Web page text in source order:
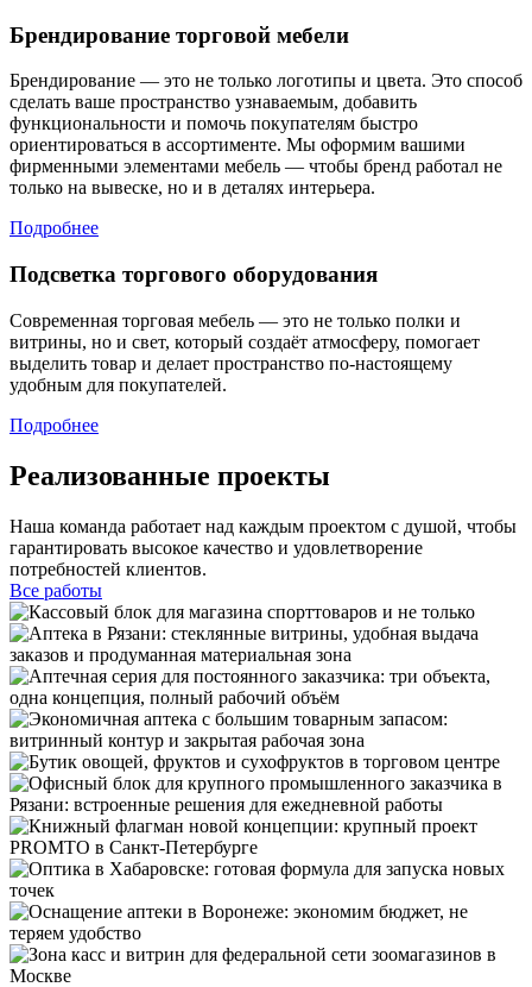
Брендирование торговой мебели
Брендирование — это не только логотипы и цвета. Это способ
сделать ваше пространство узнаваемым, добавить
функциональности и помочь покупателям быстро
ориентироваться в ассортименте. Мы оформим вашими
фирменными элементами мебель — чтобы бренд работал не
только на вывеске, но и в деталях интерьера.
Подробнее
Подсветка торгового оборудования
Современная торговая мебель — это не только полки и
витрины, но и свет, который создаёт атмосферу, помогает
выделить товар и делает пространство по-настоящему
удобным для покупателей.
Подробнее
Реализованные проекты
Наша команда работает над каждым проектом с душой, чтобы
гарантировать высокое качество и удовлетворение
потребностей клиентов.
Все работы